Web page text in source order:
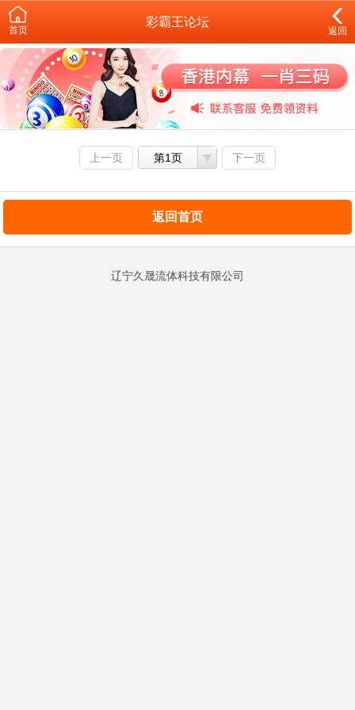
首页
彩霸王论坛
返回
上一页 第1页 下一页
返回首页
辽宁久晟流体科技有限公司